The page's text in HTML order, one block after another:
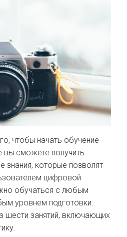
чтобы начать обучение
вы сможете получить
знания, которые позволят
цифровой
обучаться с любым
уровнем подготовки.
шести занятий, включающих